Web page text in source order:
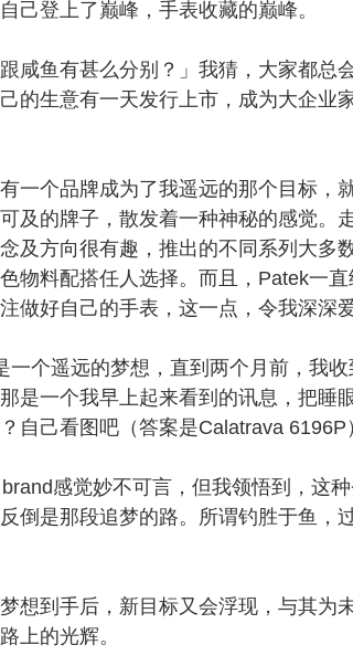
登上了巅峰，手表收藏的巅峰。
鱼有甚么分别？」我猜，大家都总
的生意有一天发行上市，成为大企业
个品牌成为了我遥远的那个目标，
及的牌子，散发着一种神秘的感觉。
及方向很有趣，推出的不同系列大多
物料配搭任人选择。而且，Patek一
做好自己的手表，这一点，令我深深
个遥远的梦想，直到两个月前，我收
是一个我早上起来看到的讯息，把睡
自己看图吧（答案是Calatrava 6196P
感觉妙不可言，但我领悟到，这种
倒是那段追梦的路。所谓钓胜于鱼，
到手后，新目标又会浮现，与其为
上的光辉。